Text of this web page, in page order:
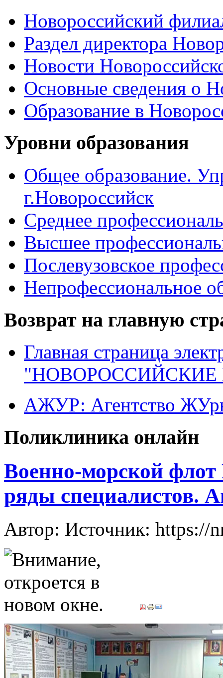
Новороссийский
Раздел директора
Новости
Основные сведения о
Образование в
Уровни образования
Общее образование.
г.Новороссийск
Среднее
Высшее
Послевузовское
Непрофессиональное
Возврат на главную
Главная страница
"НОВОРОССИЙСКИЕ
АЖУР: Агентство
Поликлиника онлайн
Военно-морской
ряды специалистов.
Автор: Источник: https://